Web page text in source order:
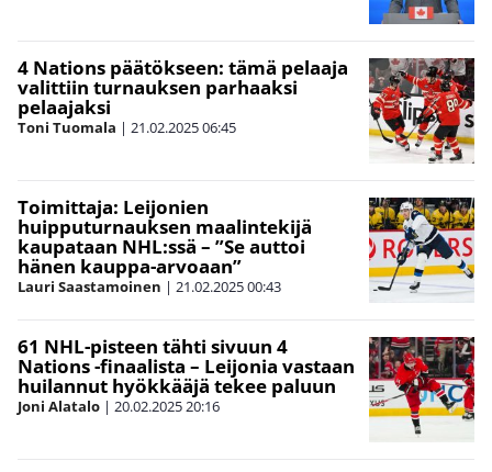
4 Nations päätökseen: tämä pelaaja
valittiin turnauksen parhaaksi
pelaajaksi
Toni Tuomala | 21.02.202506:45
Toimittaja: Leijonien
huipputurnauksen maalintekijä
kaupataan NHL:ssä – ”Se auttoi
hänen kauppa-arvoaan”
Lauri Saastamoinen | 21.02.202500:43
61 NHL-pisteen tähti sivuun 4
Nations -finaalista – Leijonia vastaan
huilannut hyökkääjä tekee paluun
Joni Alatalo | 20.02.202520:16